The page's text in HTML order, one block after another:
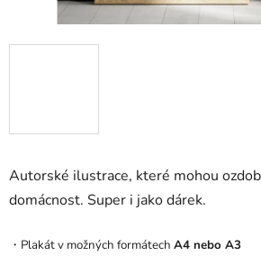
Autorské ilustrace, které mohou
domácnost. Super i jako dárek.
・Plakát v možných formátech A4 nebo A3